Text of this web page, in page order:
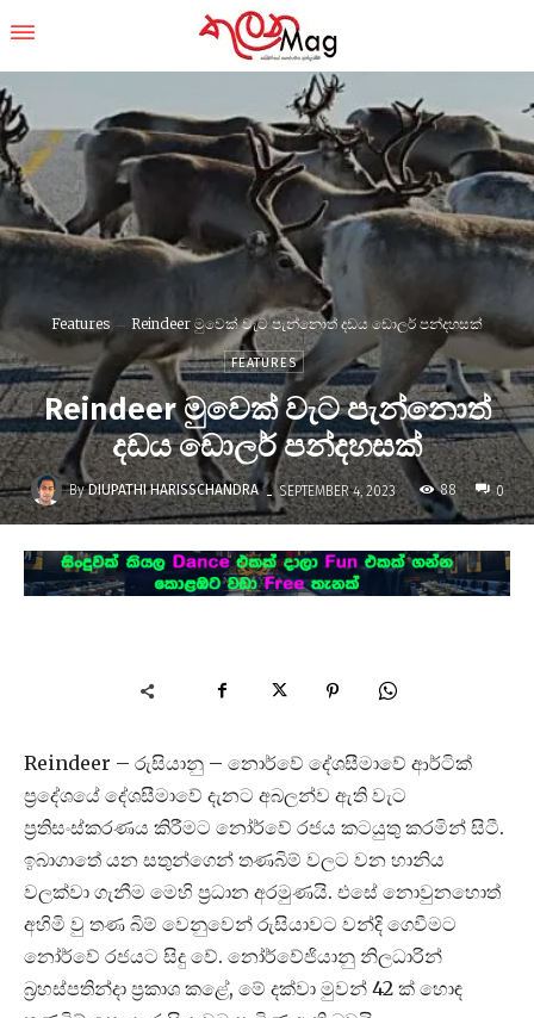
Features Reindeer මුවෙක් වැට පැන්නොත් දඩය ඩොලර් පන්දහසක්
FEATURES
Reindeer මුවෙක් වැට පැන්නොත්
දඩය ඩොලර් පන්දහසක්
By DIUPATHI HARISSCHANDRA - SEPTEMBER 4, 2023 88 0
Reindeer – රුසියානු – නොර්වේ දේශසීමාවේ ආර්ටික්
ප්‍රදේශයේ දේශසීමාවේ දැනට අබලන්ව ඇති වැට
ප්‍රතිසංස්කරණය කිරීමට නෝර්වේ රජය කටයුතු කරමින් සිටී.
ඉබාගාතේ යන සතුන්ගෙන් තණබිම් වලට වන හානිය
වලක්වා ගැනීම මෙහි ප්‍රධාන අරමුණයි. එසේ නොවුනහොත්
අහිමි වු තණ බිම් වෙනුවෙන් රුසියාවට වන්දි ගෙවීමට
නෝර්වේ රජයට සිදු වේ. නෝර්වේජියානු නිලධාරින්
බ්‍රහස්පතින්දා ප්‍රකාශ කළේ, මේ දක්වා මුවන් 42 ක් හොඳ